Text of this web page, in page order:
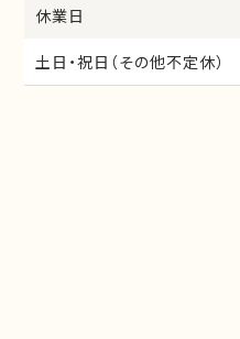
休業日
土日・祝日（その他不定休）